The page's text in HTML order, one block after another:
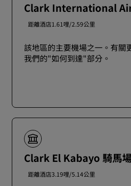
Clark International
距離酒店1.61哩/2.59公里
該地區的主要機場之一。有關
我們的"如何到達"部分。
Clark El Kabayo 騎馬
距離酒店3.19哩/5.14公里